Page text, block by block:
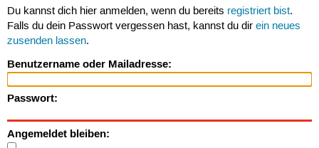
Du kannst dich hier anmelden, wenn du bereits registriert bist.
Falls du dein Passwort vergessen hast, kannst du dir ein neues
zusenden lassen.
Benutzername oder Mailadresse:
Passwort:
Angemeldet bleiben: